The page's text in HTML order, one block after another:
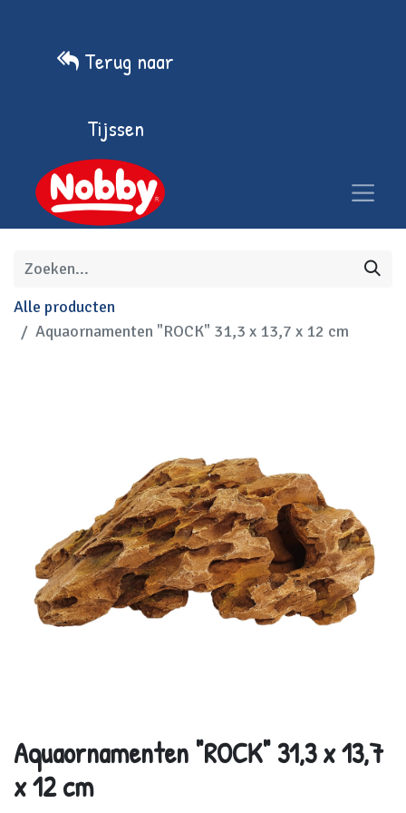
Terug naar
Tijssen
Alle producten
Aquaornamenten "ROCK" 31,3 x 13,7 x 12 cm
Aquaornamenten "ROCK" 31,3 x 13,7
x 12 cm